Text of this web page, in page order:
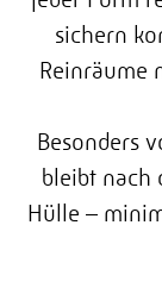
sichern
Reinräume
Besonders
bleibt nach
Hülle –